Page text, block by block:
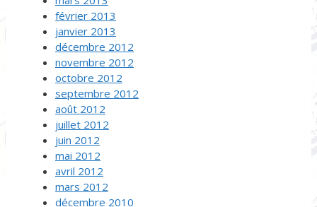
février 2013
janvier 2013
décembre 2012
novembre 2012
octobre 2012
septembre 2012
août 2012
juillet 2012
juin 2012
mai 2012
avril 2012
mars 2012
décembre 2010